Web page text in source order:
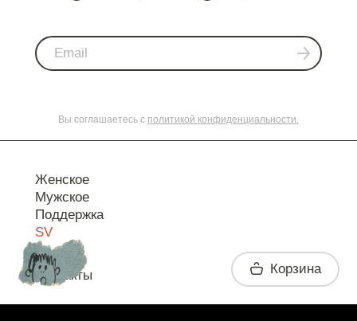
Вы соглашаетесь с политикой конфиденциальности.
Женское
Мужское
Поддержка
SV
Контакты Корзина